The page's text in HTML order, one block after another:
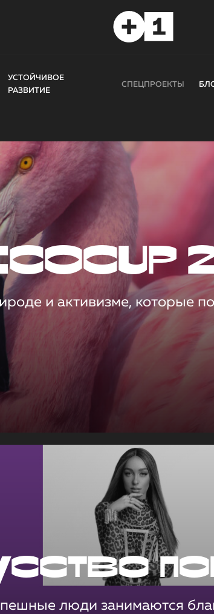
УСТОЙЧИВОЕ
РАЗВИТИЕ
СПЕЦПРОЕКТЫ
и активизме, которые
люди занимаются